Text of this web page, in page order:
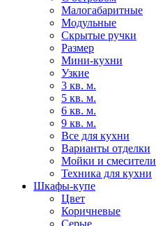
Малогабаритные
Модульные
Скрытые ручки
Размер
Мини-кухни
Узкие
3 кв. м.
5 кв. м.
6 кв. м.
9 кв. м.
Все для кухни
Варианты отделки
Мойки и смесители
Техника для кухни
Шкафы-купе
Цвет
Коричневые
Серые